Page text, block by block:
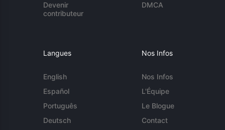
Devenir
contributeur
DMCA
Langues
English
Español
Português
Deutsch
Nos Infos
Nos Infos
L'Équipe
Le Blogue
Contact